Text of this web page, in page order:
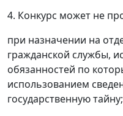
4. Конкурс может не
при назначении на
гражданской службы,
обязанностей по
использованием
государственную тайну;